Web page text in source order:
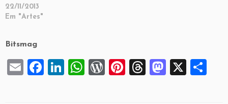
22/11/2013
Em "Artes"
Bitsmag
E
F
Li
W W
Pi
T
M
X